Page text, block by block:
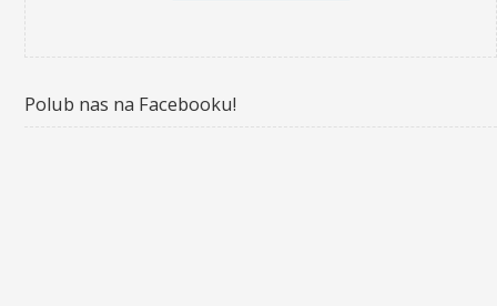
Polub nas na Facebooku!